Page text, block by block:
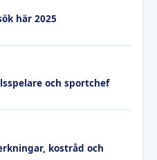
här 2025
och sportchef
kostråd och